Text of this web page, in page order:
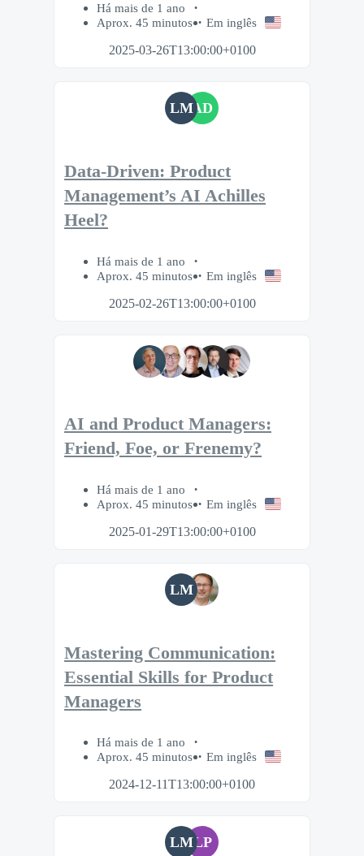
Há mais de 1 ano
Aprox. 45 minutos
Em inglês
2025-03-26T13:00:00+0100
LMAD
Data-Driven: Product
Management’s AI Achilles
Heel?
Há mais de 1 ano
Aprox. 45 minutos
Em inglês
2025-02-26T13:00:00+0100
AI and Product Managers:
Friend, Foe, or Frenemy?
Há mais de 1 ano
Aprox. 45 minutos
Em inglês
2025-01-29T13:00:00+0100
LM
Mastering Communication:
Essential Skills for Product
Managers
Há mais de 1 ano
Aprox. 45 minutos
Em inglês
2024-12-11T13:00:00+0100
LMLP